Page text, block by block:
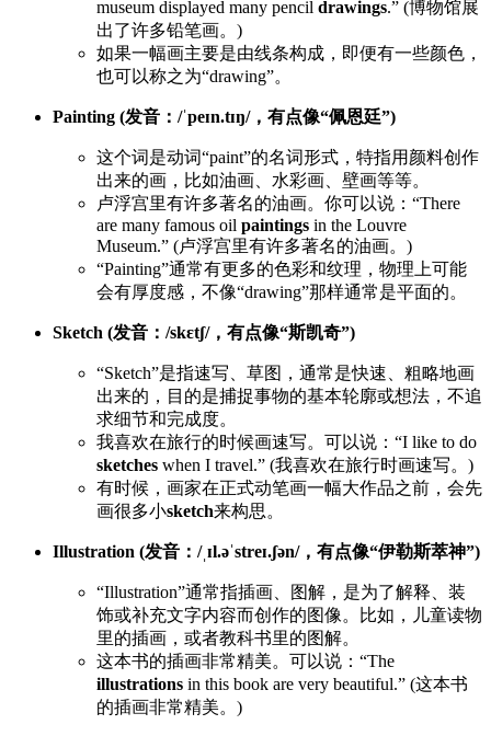
museum displayed many pencil drawings.” (博物馆展
出了许多铅笔画。)
如果一幅画主要是由线条构成，即便有一些颜色，
也可以称之为“drawing”。
Painting (发音：/ˈpeɪn.tɪŋ/，有点像“佩恩廷”)
这个词是动词“paint”的名词形式，特指用颜料创作
出来的画，比如油画、水彩画、壁画等等。
卢浮宫里有许多著名的油画。你可以说：“There
are many famous oil paintings in the Louvre
Museum.” (卢浮宫里有许多著名的油画。)
“Painting”通常有更多的色彩和纹理，物理上可能
会有厚度感，不像“drawing”那样通常是平面的。
Sketch (发音：/skɛtʃ/，有点像“斯凯奇”)
“Sketch”是指速写、草图，通常是快速、粗略地画
出来的，目的是捕捉事物的基本轮廓或想法，不追
求细节和完成度。
我喜欢在旅行的时候画速写。可以说：“I like to do
sketches when I travel.” (我喜欢在旅行时画速写。)
有时候，画家在正式动笔画一幅大作品之前，会先
画很多小sketch来构思。
Illustration (发音：/ˌɪl.əˈstreɪ.ʃən/，有点像“伊勒斯萃神”)
“Illustration”通常指插画、图解，是为了解释、装
饰或补充文字内容而创作的图像。比如，儿童读物
里的插画，或者教科书里的图解。
这本书的插画非常精美。可以说：“The
illustrations in this book are very beautiful.” (这本书
的插画非常精美。)